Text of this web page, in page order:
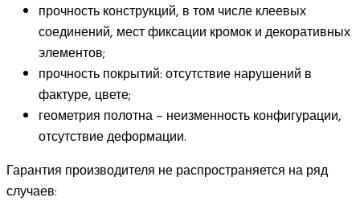
прочность конструкций, в том числе клеевых
соединений, мест фиксации кромок и декоративных
элементов;
прочность покрытий: отсутствие нарушений в
фактуре, цвете;
геометрия полотна – неизменность конфигурации,
отсутствие деформации.
Гарантия производителя не распространяется на ряд
случаев: